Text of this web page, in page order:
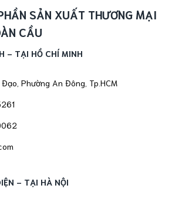
SẢN XUẤT THƯƠNG MẠI
CẦU
- TẠI HỒ CHÍ MINH
Phường An Đông, Tp.HCM
- TẠI HÀ NỘI